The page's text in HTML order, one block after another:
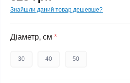
Знайшли даний товар дешевше?
Діаметр, см *
30 40 50